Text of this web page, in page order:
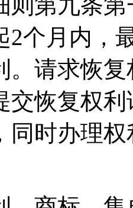
2个月内，
。请求恢
交恢复权
同时办理